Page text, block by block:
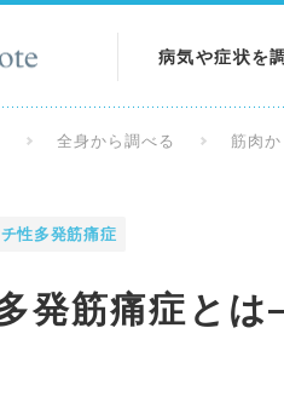
病気や症状を
全身から調べる 筋肉
性多発筋痛症
発筋痛症と